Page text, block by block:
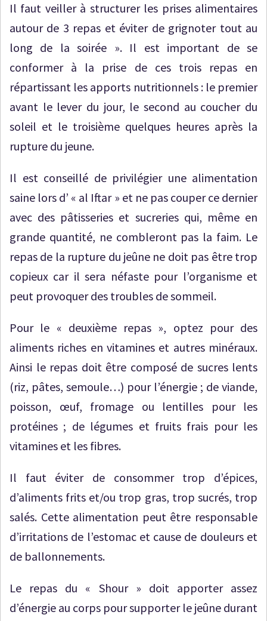
Il faut veiller à structurer les prises alimentaires
autour de 3 repas et éviter de grignoter tout au
long de la soirée ». Il est important de se
conformer à la prise de ces trois repas en
répartissant les apports nutritionnels : le premier
avant le lever du jour, le second au coucher du
soleil et le troisième quelques heures après la
rupture du jeune.
Il est conseillé de privilégier une alimentation
saine lors d’ « al Iftar » et ne pas couper ce dernier
avec des pâtisseries et sucreries qui, même en
grande quantité, ne combleront pas la faim. Le
repas de la rupture du jeûne ne doit pas être trop
copieux car il sera néfaste pour l’organisme et
peut provoquer des troubles de sommeil.
Pour le « deuxième repas », optez pour des
aliments riches en vitamines et autres minéraux.
Ainsi le repas doit être composé de sucres lents
(riz, pâtes, semoule…) pour l’énergie ; de viande,
poisson, œuf, fromage ou lentilles pour les
protéines ; de légumes et fruits frais pour les
vitamines et les fibres.
Il faut éviter de consommer trop d’épices,
d’aliments frits et/ou trop gras, trop sucrés, trop
salés. Cette alimentation peut être responsable
d’irritations de l’estomac et cause de douleurs et
de ballonnements.
Le repas du « Shour » doit apporter assez
d’énergie au corps pour supporter le jeûne durant